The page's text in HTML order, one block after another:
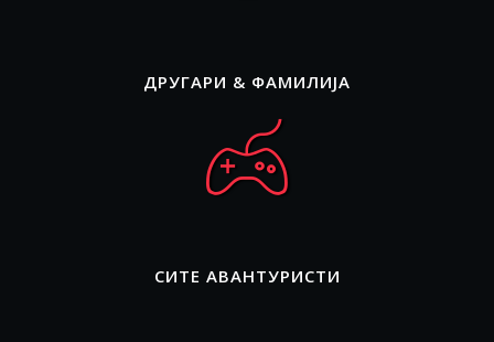
ДРУГАРИ & ФАМИЛИЈА
СИТЕ АВАНТУРИСТИ